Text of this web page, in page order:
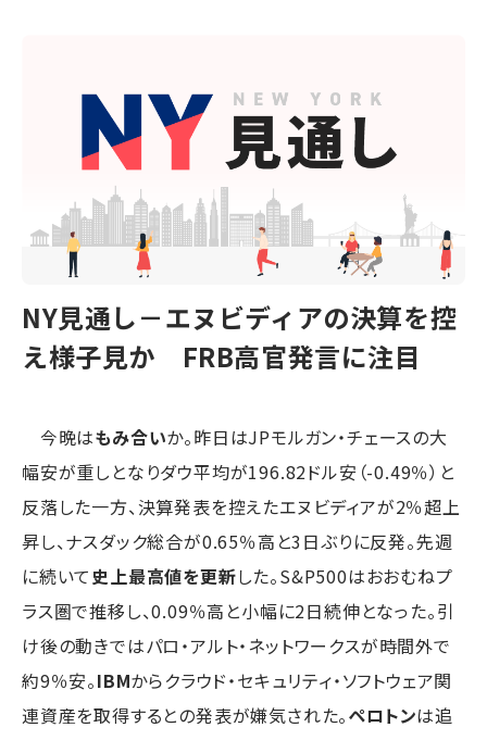
NY見通し－エヌビディアの決算を控
え様子見か FRB高官発言に注目
今晩はもみ合いか。昨日はJPモルガン・チェースの大
幅安が重しとなりダウ平均が196.82ドル安（-0.49％）と
反落した一方、決算発表を控えたエヌビディアが2％超上
昇し、ナスダック総合が0.65％高と3日ぶりに反発。先週
に続いて 史上最高値を更新した。S&P500はおおむねプ
ラス圏で推移し、0.09％高と小幅に2日続伸となった。引
け後の動きではパロ・アルト・ネットワークスが時間外で
約9％安。IBMからクラウド・セキュリティ・ソフトウェア関
連資産を取得するとの発表が嫌気された。ペロトンは追